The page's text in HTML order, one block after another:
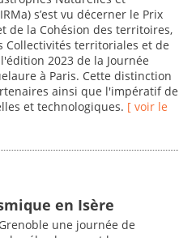
s’est vu décerner le Prix
de la Cohésion des territoires,
Collectivités territoriales et de
2023 de la Journée
à Paris. Cette distinction
ainsi que l'impératif de
et technologiques. [ voir le
en Isère
une journée de